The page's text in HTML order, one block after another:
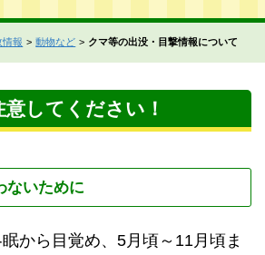
情報 動物など クマ等の出没・目撃情報について
してください！
ないために
から目覚め、5月頃～11月頃ま